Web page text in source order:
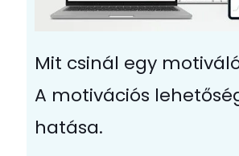
Mit csinál egy
A motivációs
hatása.